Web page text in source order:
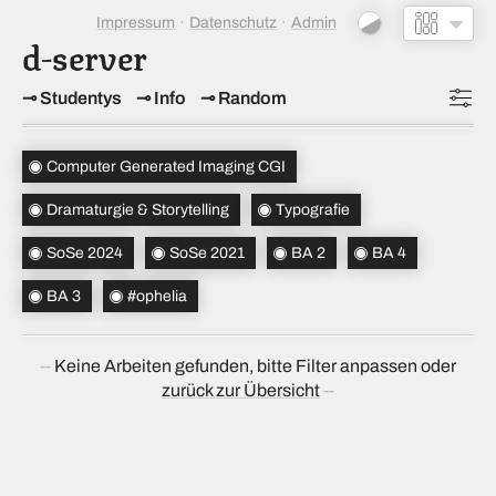
d-server
Studentys Info Random
Impressum Datenschutz Admin
Topics(3)
Studiensemester (2)
Bachelorsemester (3)
Sortierung
Computer Generated Imaging CGI
Dramaturgie & Storytelling Typografie
SoSe 2024 SoSe 2021 BA 2 BA 4
BA 3 #ophelia
Keine Arbeiten gefunden, bitte Filter anpassen oder
zurück zur Übersicht